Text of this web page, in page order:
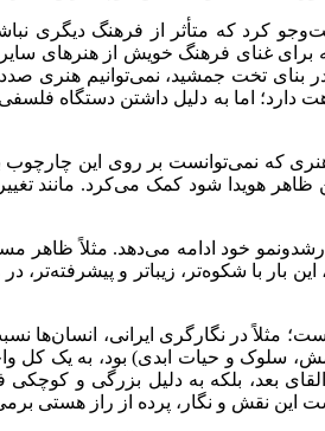
کرد که متأثر از فرهنگ دیگری
غنای فرهنگ خویش از هنرهای سایر
تخت جمشید، نمی‌توانیم هنری
دارد؛ اما به دلیل داشتن دستگاه
که نمی‌توانست بر روی این
ظاهر هویدا شود کمک می‌کرد. مانند
رشدونمو خود ادامه می‌دهد. مثلاً
بار با شکوه‌تر، زیباتر و
مثلاً در نگارگری ایرانی، انسان‌ها
سلوک و حیات ابدی) بود، به یک کل
بعد، بلکه به دلیل بزرگی و
نقش و نگار، پرده از راز هستی